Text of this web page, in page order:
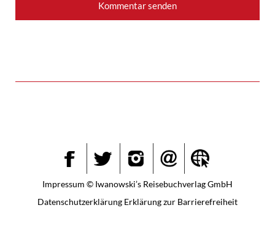
Twitter Instagram
Impressum © Iwanowski’s Reisebuchverlag GmbH
Datenschutzerklärung Erklärung zur Barrierefreiheit